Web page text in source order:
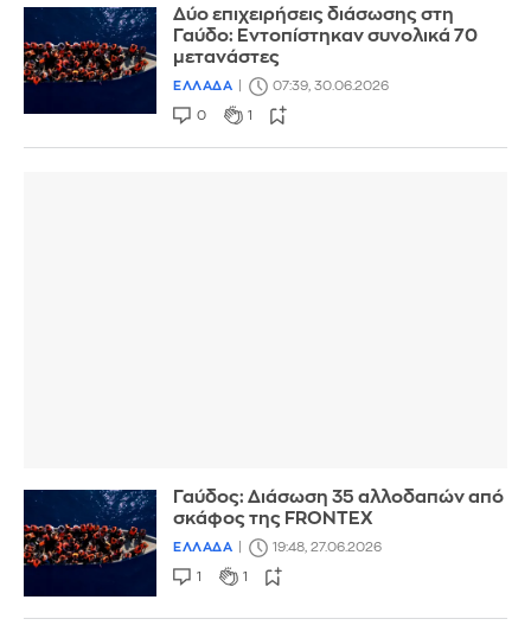
Δύο επιχειρήσεις διάσωσης στη
Γαύδο: Εντοπίστηκαν συνολικά 70
μετανάστες
ΕΛΛΑΔΑ 07:39, 30.06.2026
0 1
Γαύδος: Διάσωση 35 αλλοδαπών από
σκάφος της FRONTEX
ΕΛΛΑΔΑ 19:48, 27.06.2026
1 1